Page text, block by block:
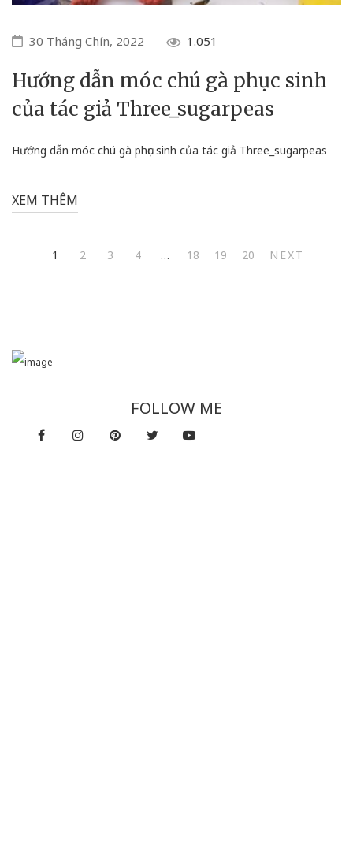
30 Tháng Chín, 2022 1.051
Hướng dẫn móc chú gà phục sinh
của tác giả Three_sugarpeas
Hướng dẫn móc chú gà phục sinh của tác giả Three_sugarpeas
XEM THÊM
1 2 3 4 … 18 19 20 NEXT
FOLLOW ME